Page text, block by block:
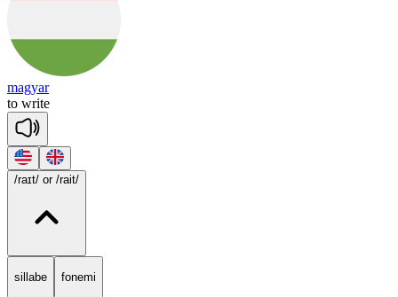
magyar
to write
/raɪt/ or /rait/
sillabe fonemi